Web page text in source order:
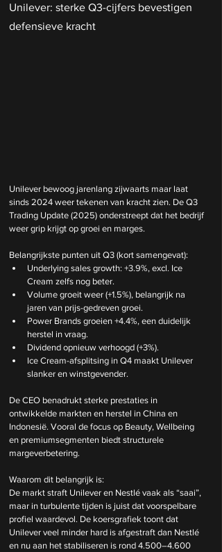
Unilever: sterke Q3-cijfers bevestigen
defensieve kracht
Unilever bewoog jarenlang zijwaarts maar laat
sinds 2024 weer tekenen van kracht zien. De Q3
Trading Update (2025) onderstreept dat het bedrijf
weer grip krijgt op groei en marges.
Belangrijkste punten uit Q3 (kort samengevat):
Underlying sales growth: +3.9%, excl. Ice
Cream zelfs nog beter.
Volume groeit weer (+1.5%), belangrijk na
jaren van prijs-gedreven groei.
Power Brands groeien +4.4%, een duidelijk
herstel in vraag.
Dividend opnieuw verhoogd (+3%).
Ice Cream-afsplitsing in Q4 maakt Unilever
slanker en winstgevender.
De CEO benadrukt sterke prestaties in
ontwikkelde markten en herstel in China en
Indonesië. Vooral de focus op Beauty, Wellbeing
en premiumsegmenten biedt structurele
margeverbetering.
Waarom dit belangrijk is:
De markt straft Unilever en Nestlé vaak als “saai”,
maar in turbulente tijden is juist dat voorspelbare
profiel waardevol. De koersgrafiek toont dat
Unilever veel minder hard is afgestraft dan Nestlé
en nu aan het stabiliseren is rond 4.500–4.600